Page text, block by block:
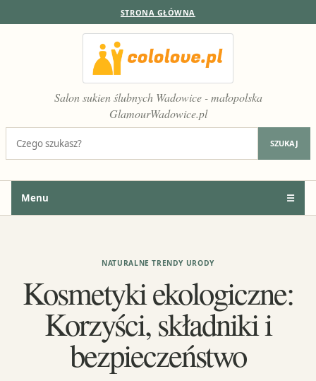
STRONA GŁÓWNA
Salon sukien ślubnych Wadowice - małopolska
GlamourWadowice.pl
SZUKAJ
Menu ☰
NATURALNE TRENDY URODY
Kosmetyki ekologiczne:
Korzyści, składniki i
bezpieczeństwo